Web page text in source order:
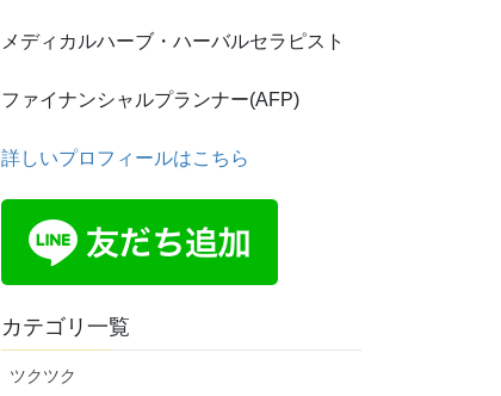
メディカルハーブ・ハーバルセラピスト
ファイナンシャルプランナー(AFP)
詳しいプロフィールはこちら
カテゴリ一覧
ツクツク